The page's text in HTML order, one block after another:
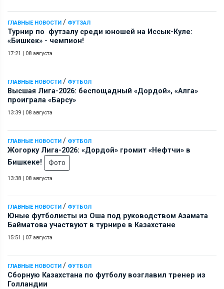
ГЛАВНЫЕ НОВОСТИ / ФУТЗАЛ
Турнир по футзалу среди юношей на Иссык-Куле:
«Бишкек» - чемпион!
17:21 | 08 августа
ГЛАВНЫЕ НОВОСТИ / ФУТБОЛ
Высшая Лига-2026: беспощадный «Дордой», «Алга»
проиграла «Барсу»
13:39 | 08 августа
ГЛАВНЫЕ НОВОСТИ / ФУТБОЛ
Жогорку Лига-2026: «Дордой» громит «Нефтчи» в
Бишкеке!
Фото
13:38 | 08 августа
ГЛАВНЫЕ НОВОСТИ / ФУТБОЛ
Юные футболисты из Оша под руководством Азамата
Байматова участвуют в турнире в Казахстане
15:51 | 07 августа
ГЛАВНЫЕ НОВОСТИ / ФУТБОЛ
Сборную Казахстана по футболу возглавил тренер из
Голландии